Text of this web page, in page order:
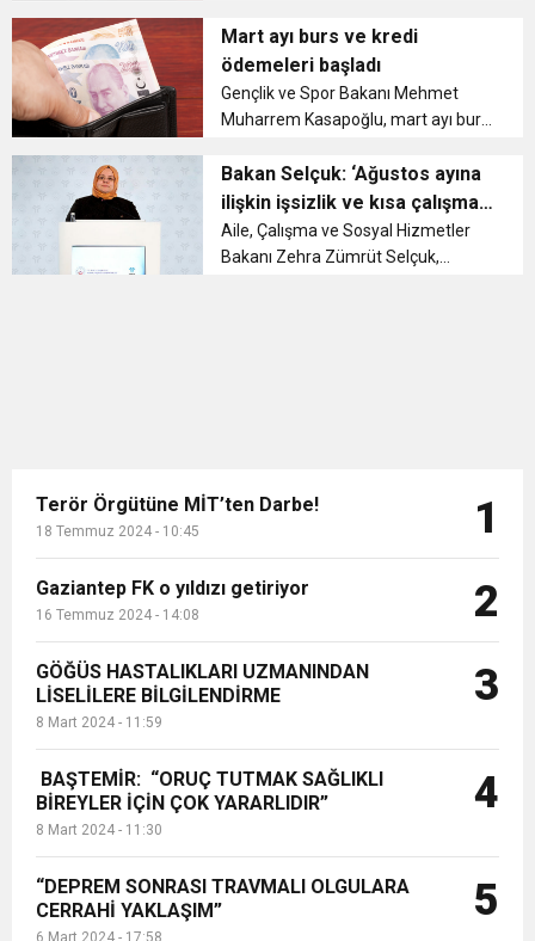
buluşturdu
11:36 Hareketsiz yaşam diyabete neden oluyor
11:32 Dr. Öcük, karın germe estetiği ile ilgili bilgi verdi
Terör Örgütüne MİT’ten Darbe!
ve gazileri ücretsiz olarak taşıyan
şehir içi özel halk otobüsü ve deniz
ulaşım aracı sahip...
Mart ayı burs ve kredi
ödemeleri başladı
Gençlik ve Spor Bakanı Mehmet
Muharrem Kasapoğlu, mart ayı burs
itibarıyla başladığını duyurdu....
Bakan Selçuk: ‘Ağustos ayına
ilişkin işsizlik ve kısa çalışma
ödeneği ödemeleri 3 Eylül’de
başlıyor’
Aile, Çalışma ve Sosyal Hizmetler
Bakanı Zehra Zümrüt Selçuk,
Terör Örgütüne MİT’ten Darbe!
18 Temmuz 2024 - 10:45 1
Gaziantep FK o yıldızı getiriyor
16 Temmuz 2024 - 14:08 2
GÖĞÜS HASTALIKLARI UZMANINDAN
LİSELİLERE BİLGİLENDİRME
8 Mart 2024 - 11:59
3
BAŞTEMİR: “ORUÇ TUTMAK SAĞLIKLI
BİREYLER İÇİN ÇOK YARARLIDIR”
8 Mart 2024 - 11:30
4
“DEPREM SONRASI TRAVMALI OLGULARA
CERRAHİ YAKLAŞIM”
6 Mart 2024 - 17:58
5